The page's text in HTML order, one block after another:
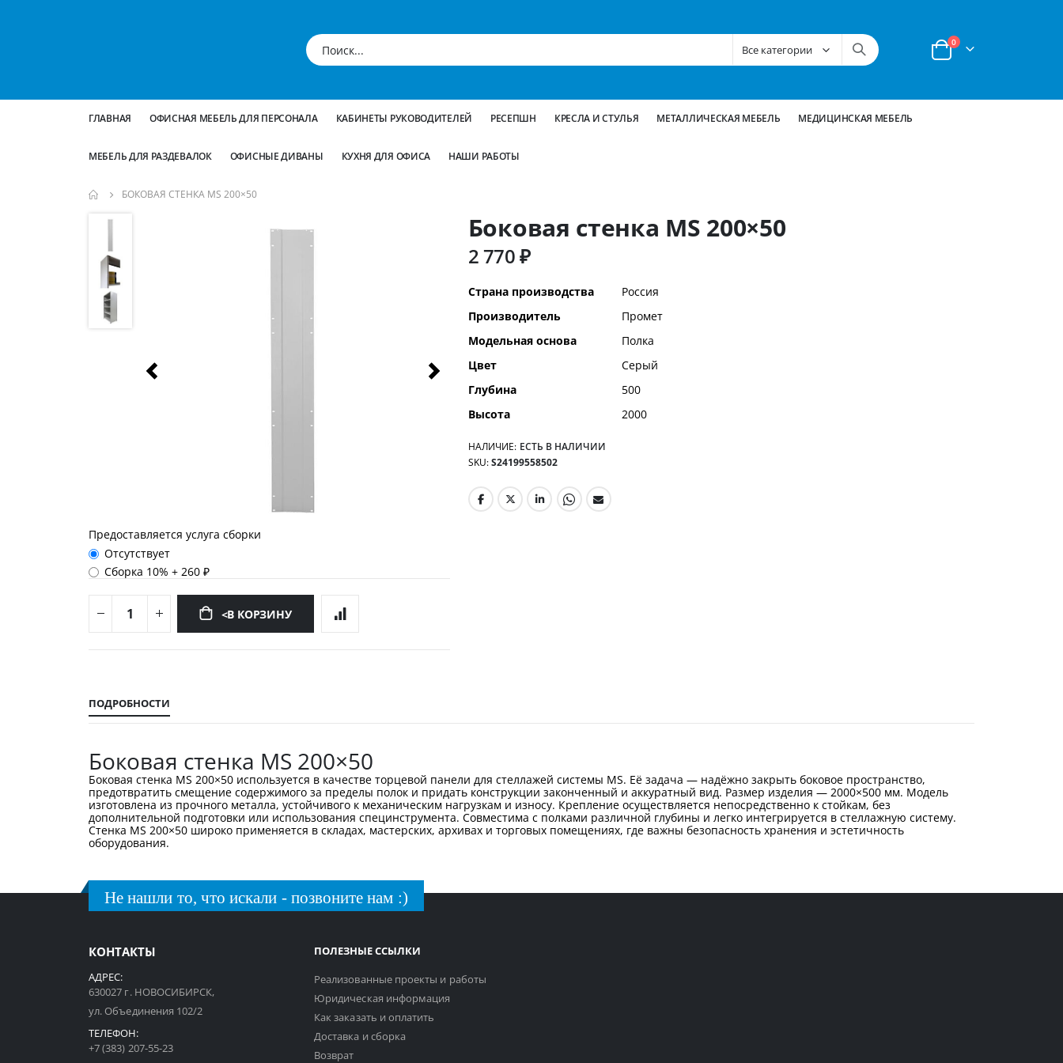
Корзина
0позиции
ГЛАВНАЯ ОФИСНАЯ МЕБЕЛЬ ДЛЯ ПЕРСОНАЛА КАБИНЕТЫ РУКОВОДИТЕЛЕЙ РЕСЕПШН КРЕСЛА И СТУЛЬЯ МЕТАЛЛИЧЕСКАЯ МЕБЕЛЬ МЕДИЦИНСКАЯ МЕБЕЛЬ
МЕБЕЛЬ ДЛЯ РАЗДЕВАЛОК ОФИСНЫЕ ДИВАНЫ КУХНЯ ДЛЯ ОФИСА НАШИ РАБОТЫ
БОКОВАЯ СТЕНКА MS 200×50
Пропустить
галереям
изображений
Предоставляется услуга сборки
Отсутствует
Сборка 10%+260 ₽
<В КОРЗИНУ
началу
галереи
изображений
Боковая стенка MS 200×50
2 770 ₽
Дополнительная
информация
Страна производства
Россия
Производитель
Промет
Модельная основа
Полка
Цвет
Серый
Глубина
500
Высота
2000
НАЛИЧИЕ: ЕСТЬ В НАЛИЧИИ
SKU S24199558502
ПОДРОБНОСТИ
Боковая стенка MS 200×50
Боковая стенка MS 200×50 используется в качестве торцевой панели для стеллажей системы MS. Её задача — надёжно закрыть боковое пространство,
предотвратить смещение содержимого за пределы полок и придать конструкции законченный и аккуратный вид. Размер изделия — 2000×500 мм. Модель
изготовлена из прочного металла, устойчивого к механическим нагрузкам и износу. Крепление осуществляется непосредственно к стойкам, без
дополнительной подготовки или использования специнструмента. Совместима с полками различной глубины и легко интегрируется в стеллажную систему.
Стенка MS 200×50 широко применяется в складах, мастерских, архивах и торговых помещениях, где важны безопасность хранения и эстетичность
оборудования.
Не нашли то, что искали - позвоните нам :)
КОНТАКТЫ
АДРЕС:
630027 г. НОВОСИБИРСК,
ул. Объединения 102/2
ТЕЛЕФОН:
+7 (383) 207-55-23
ПОЛЕЗНЫЕ ССЫЛКИ
Реализованные проекты и работы
Юридическая информация
Как заказать и оплатить
Доставка и сборка
Возврат